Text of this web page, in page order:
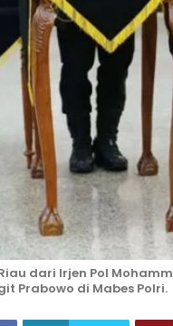
dari Irjen Pol
Prabowo di Mabes Polri.